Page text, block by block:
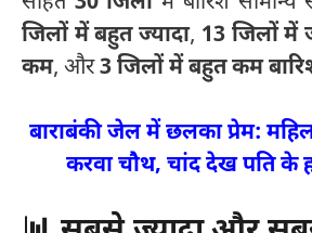
जिलों में बहुत ज्यादा, 13 जिलों में
कम, और3 जिलों में बहुत कम
बाराबंकी जेल में छलका प्रेम:
करवा चौथ, चांद देख पति के